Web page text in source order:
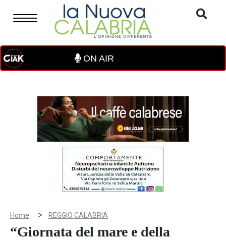
ON AIR
Home > REGGIO CALABRIA
“Giornata del mare e della